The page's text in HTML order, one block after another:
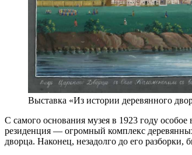
Выставка «Из истории деревянного
С самого основания музея в 1923 году
резиденция — огромный комплекс
дворца. Наконец, незадолго до его